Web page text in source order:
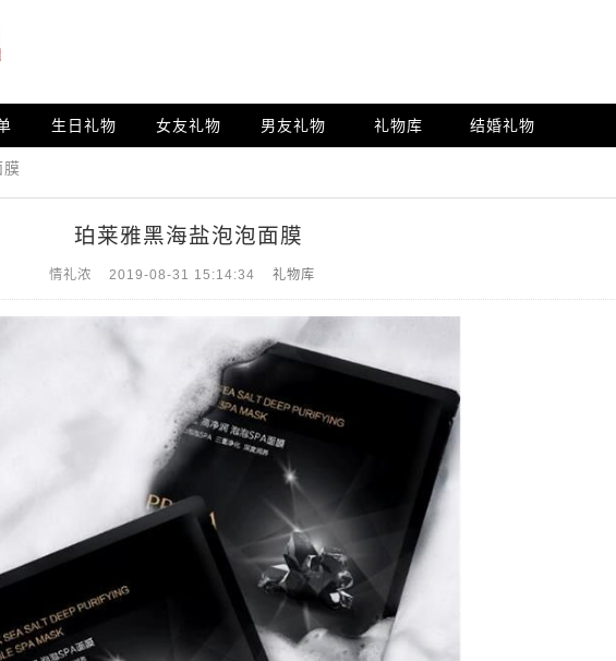
生日礼物 女友礼物 男友礼物 礼物库 结婚礼物
膜
珀莱雅黑海盐泡泡面膜
情礼浓 2019-08-31 15:14:34 礼物库